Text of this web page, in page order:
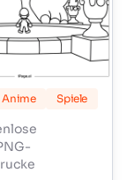
Anime Spiele